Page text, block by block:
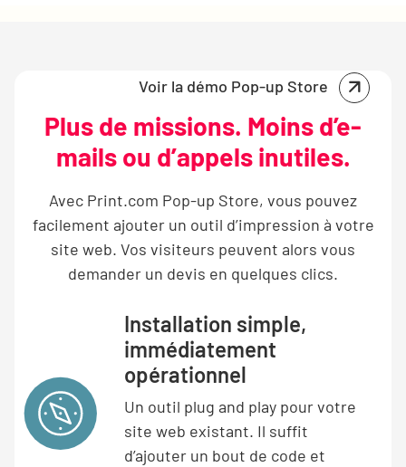
Voir la démo Pop-up Store
Plus de missions. Moins d’e-
mails ou d’appels inutiles.
Avec Print.com Pop-up Store, vous pouvez
facilement ajouter un outil d’impression à votre
site web. Vos visiteurs peuvent alors vous
demander un devis en quelques clics.
Installation simple,
immédiatement
opérationnel
Un outil plug and play pour votre
site web existant. Il suffit
d’ajouter un bout de code et